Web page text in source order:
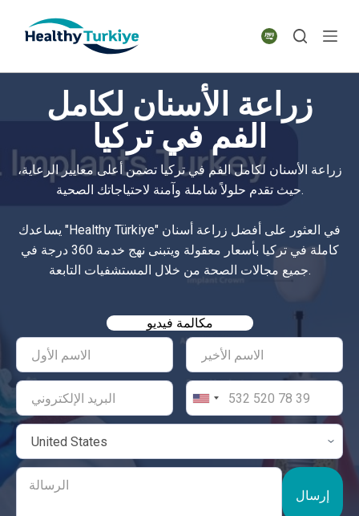
p
o
n
n
زراعة الأسنان لكامل
الفم في تركيا
زراعة الأسنان لكامل الفم في تركيا تضمن أعلى معايير الرعاية،
حيث تقدم حلولاً شاملة وآمنة لاحتياجاتك الصحية.
يساعدك "Healthy Türkiye" في العثور على أفضل زراعة أسنان
كاملة في تركيا بأسعار معقولة ويتبنى نهج خدمة 360 درجة في
جميع مجالات الصحة من خلال المستشفيات التابعة.
مكالمة فيديو
إرسال